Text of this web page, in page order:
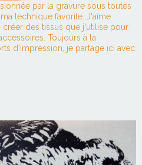
par la gravure sous toutes
technique favorite. J'aime
des tissus que j'utilise pour
Toujours à la
d'impression, je partage ici avec